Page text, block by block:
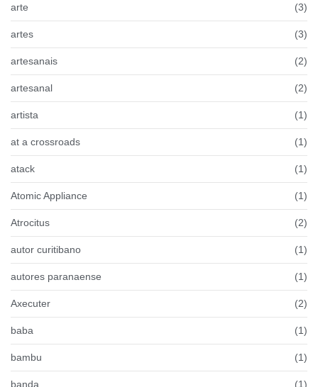
arte (3)
artes (3)
artesanais (2)
artesanal (2)
artista (1)
at a crossroads (1)
atack (1)
Atomic Appliance (1)
Atrocitus (2)
autor curitibano (1)
autores paranaense (1)
Axecuter (2)
baba (1)
bambu (1)
banda (1)